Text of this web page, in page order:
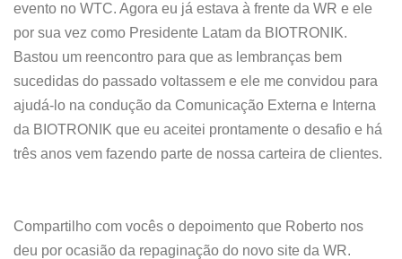
evento no WTC. Agora eu já estava à frente da WR e ele
por sua vez como Presidente Latam da BIOTRONIK.
Bastou um reencontro para que as lembranças bem
sucedidas do passado voltassem e ele me convidou para
ajudá-lo na condução da Comunicação Externa e Interna
da BIOTRONIK que eu aceitei prontamente o desafio e há
três anos vem fazendo parte de nossa carteira de clientes.
Compartilho com vocês o depoimento que Roberto nos
deu por ocasião da repaginação do novo site da WR.